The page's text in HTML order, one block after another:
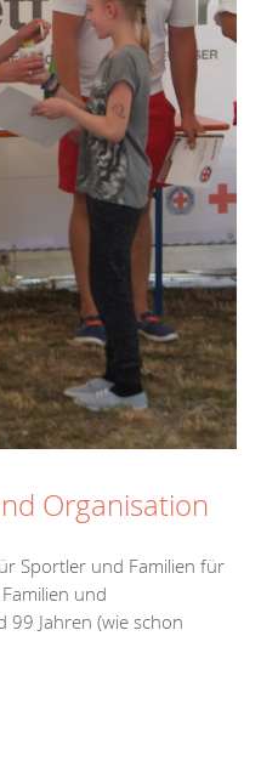
Organisation
Sportler und Familien für
und
99 Jahren (wie schon